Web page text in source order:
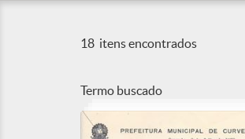
18 itens encontrados
Termo buscado